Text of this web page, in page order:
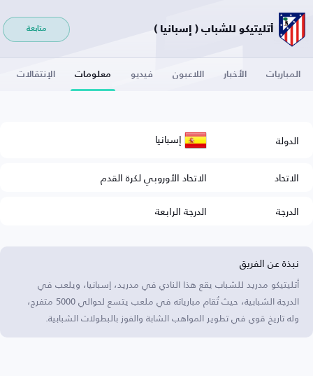
أتليتيكو للشباب ( إسبانيا ) متابعة
المباريات الأخبار اللاعبون فيديو معلومات الإنتقالات
الدولة إسبانيا
الاتحاد
الاتحاد الأوروبي لكرة القدم
الدرجة
الدرجة الرابعة
نبذة عن الفريق
أتليتيكو مدريد للشباب يقع هذا النادي في مدريد، إسبانيا، ويلعب في
الدرجة الشبابية، حيث تُقام مبارياته في ملعب يتسع لحوالي 5000 متفرج،
وله تاريخ قوي في تطوير المواهب الشابة والفوز بالبطولات الشبابية.